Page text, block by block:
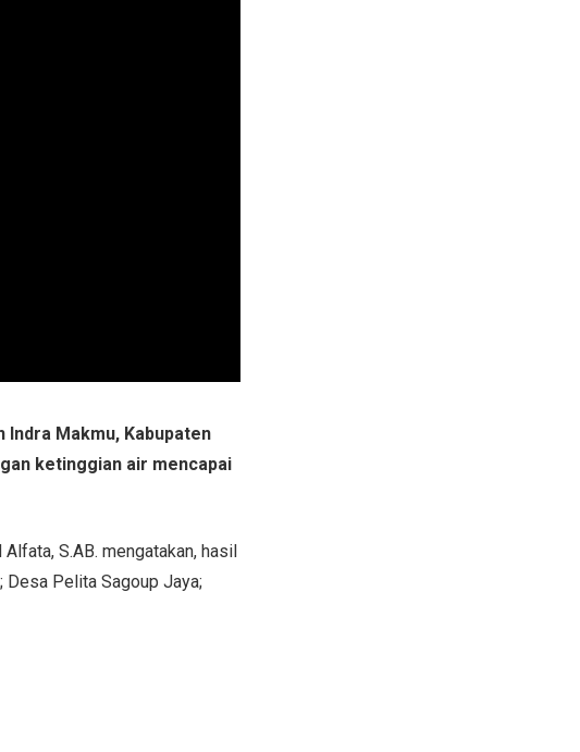
Makmu, Kabupaten
ketinggian air mencapai
S.AB. mengatakan, hasil
Pelita Sagoup Jaya;